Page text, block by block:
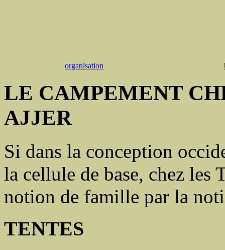
organisation
LE CAMPEMENT
AJJER
Si dans la conception
la cellule de base, chez les
notion de famille par la
TENTES